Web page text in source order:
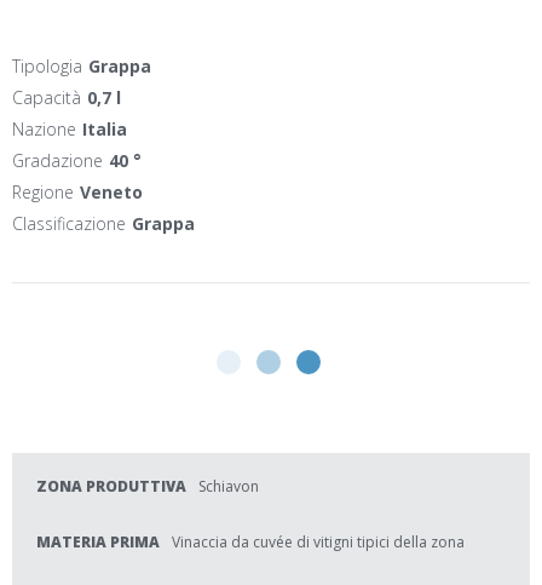
Tipologia Grappa
Capacità 0,7 l
Nazione Italia
Gradazione 40 °
Regione Veneto
Classificazione Grappa
ZONA PRODUTTIVA Schiavon
MATERIA PRIMA Vinaccia da cuvée di vitigni tipici della zona